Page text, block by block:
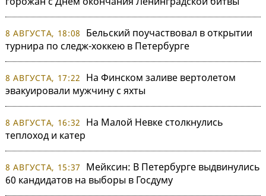
8 АВГУСТА, 18:08
Бельский поучаствовал в открытии
турнира по следж-хоккею в Петербурге
8 АВГУСТА, 17:22
На Финском заливе вертолетом
эвакуировали мужчину с яхты
8 АВГУСТА, 16:32
На Малой Невке столкнулись
теплоход и катер
8 АВГУСТА, 15:37
Мейксин: В Петербурге выдвинулись
60 кандидатов на выборы в Госдуму